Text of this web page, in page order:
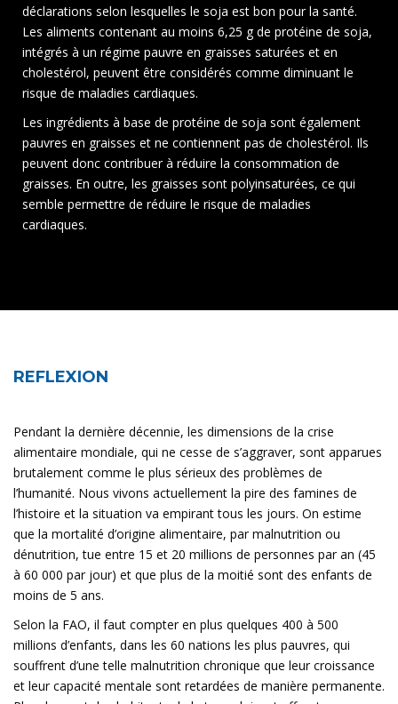
déclarations selon lesquelles le soja est bon pour la santé.
Les aliments contenant au moins 6,25 g de protéine de soja,
intégrés à un régime pauvre en graisses saturées et en
cholestérol, peuvent être considérés comme diminuant le
risque de maladies cardiaques.
Les ingrédients à base de protéine de soja sont également
pauvres en graisses et ne contiennent pas de cholestérol. Ils
peuvent donc contribuer à réduire la consommation de
graisses. En outre, les graisses sont polyinsaturées, ce qui
semble permettre de réduire le risque de maladies
cardiaques.
REFLEXION
Pendant la dernière décennie, les dimensions de la crise
alimentaire mondiale, qui ne cesse de s’aggraver, sont apparues
brutalement comme le plus sérieux des problèmes de
l’humanité. Nous vivons actuellement la pire des famines de
l’histoire et la situation va empirant tous les jours. On estime
que la mortalité d’origine alimentaire, par malnutrition ou
dénutrition, tue entre 15 et 20 millions de personnes par an (45
à 60 000 par jour) et que plus de la moitié sont des enfants de
moins de 5 ans.
Selon la FAO, il faut compter en plus quelques 400 à 500
millions d’enfants, dans les 60 nations les plus pauvres, qui
souffrent d’une telle malnutrition chronique que leur croissance
et leur capacité mentale sont retardées de manière permanente.